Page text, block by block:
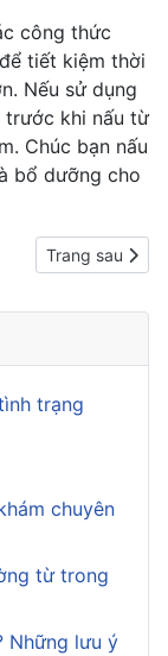
công thức
tiết kiệm thời
Nếu sử dụng
trước khi nấu từ
Chúc bạn nấu
bổ dưỡng cho
mịn, thơm
Next article: 4
Trang sau
trạng
chuyên
từ trong
Những lưu ý